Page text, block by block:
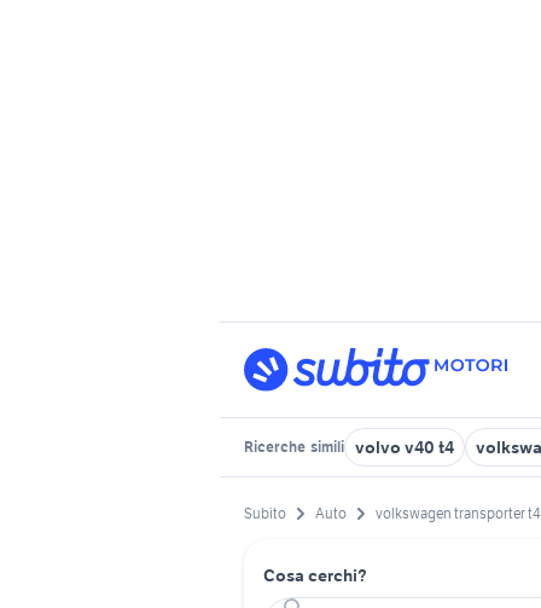
Ricerche simili volvo v40 t4
Subito Auto volkswagen transporter t4
Cosa cerchi?